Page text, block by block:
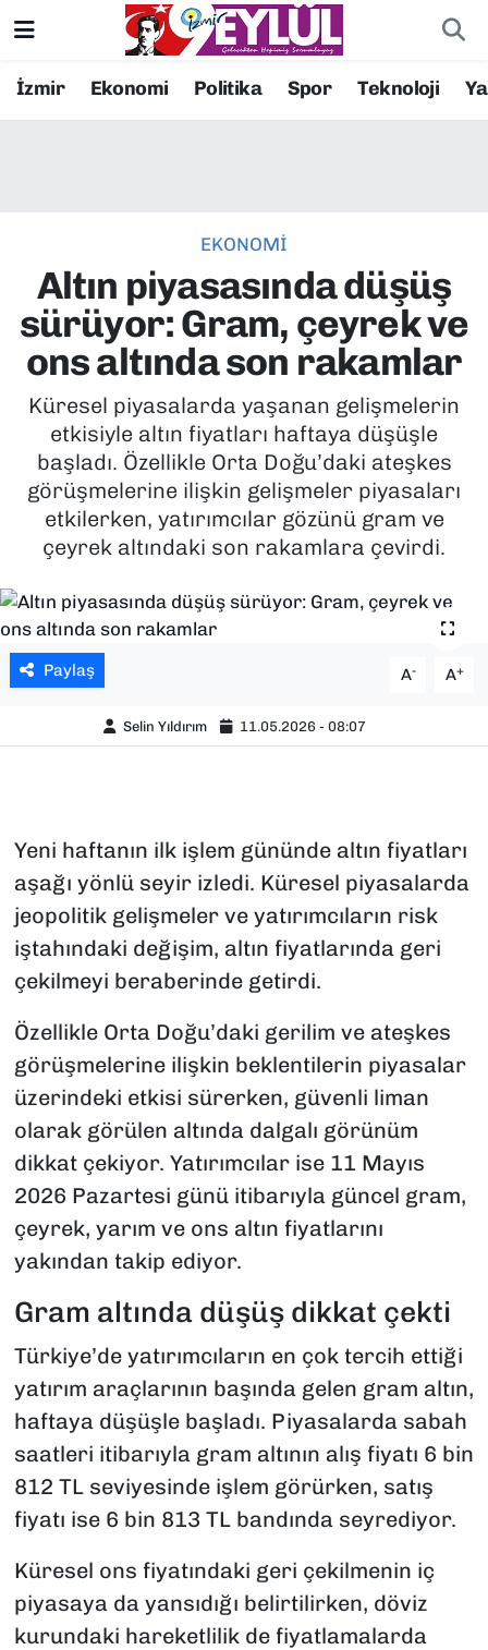
İzmir Ekonomi Politika Spor Teknoloji
EKONOMİ
Altın piyasasında düşüş
sürüyor: Gram, çeyrek ve
ons altında son rakamlar
Küresel piyasalarda yaşanan gelişmelerin
etkisiyle altın fiyatları haftaya düşüşle
başladı. Özellikle Orta Doğu’daki ateşkes
görüşmelerine ilişkin gelişmeler piyasaları
etkilerken, yatırımcılar gözünü gram ve
çeyrek altındaki son rakamlara çevirdi.
Paylaş A- A+
Selin Yıldırım 11.05.2026 - 08:07
Yeni haftanın ilk işlem gününde altın fiyatları
aşağı yönlü seyir izledi. Küresel piyasalarda
jeopolitik gelişmeler ve yatırımcıların risk
iştahındaki değişim, altın fiyatlarında geri
çekilmeyi beraberinde getirdi.
Özellikle Orta Doğu’daki gerilim ve ateşkes
görüşmelerine ilişkin beklentilerin piyasalar
üzerindeki etkisi sürerken, güvenli liman
olarak görülen altında dalgalı görünüm
dikkat çekiyor. Yatırımcılar ise 11 Mayıs
2026 Pazartesi günü itibarıyla güncel gram,
çeyrek, yarım ve ons altın fiyatlarını
yakından takip ediyor.
Gram altında düşüş dikkat çekti
Türkiye’de yatırımcıların en çok tercih ettiği
yatırım araçlarının başında gelen gram altın,
haftaya düşüşle başladı. Piyasalarda sabah
saatleri itibarıyla gram altının alış fiyatı 6 bin
812 TL seviyesinde işlem görürken, satış
fiyatı ise 6 bin 813 TL bandında seyrediyor.
Küresel ons fiyatındaki geri çekilmenin iç
piyasaya da yansıdığı belirtilirken, döviz
kurundaki hareketlilik de fiyatlamalarda
Resmi İlanlar
EKONOMİ
KÜLTÜR SANAT
MAGAZİN
POLİTİKA
SAĞLIK
TEKNOLOJİ
YAŞAM
YEREL YÖNETİMLER
Konak Nöbetçi Eczaneler
Süper Lig Puan Durumu ve Fikstür
Tüm Manşetler
Son Dakika Haberleri
Haber Arşivi